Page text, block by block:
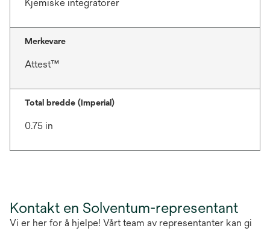
Kjemiske integratorer
Merkevare
Attest™
Total bredde (Imperial)
0.75 in
Kontakt en Solventum-representant
Vi er her for å hjelpe! Vårt team av representanter kan gi